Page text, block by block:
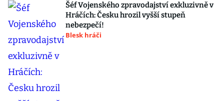
Šéf Vojenského zpravodajství exkluzivně v
Hráčích: Česku hrozil vyšší stupeň
nebezpečí!
Blesk hráči